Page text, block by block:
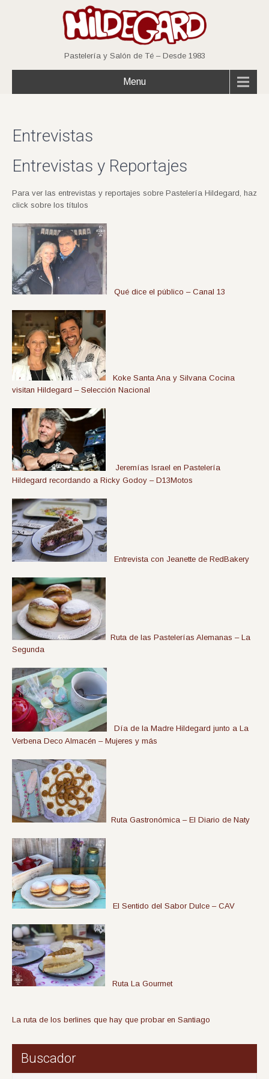
Pastelería y Salón de Té – Desde 1983
Menu
Entrevistas
Entrevistas y Reportajes
Para ver las entrevistas y reportajes sobre Pastelería Hildegard, haz
click sobre los títulos
Qué dice el público – Canal 13
Koke Santa Ana y Silvana Cocina
visitan Hildegard – Selección Nacional
Jeremías Israel en Pastelería
Hildegard recordando a Ricky Godoy – D13Motos
Entrevista con Jeanette de RedBakery
Ruta de las Pastelerías Alemanas – La
Segunda
Día de la Madre Hildegard junto a La
Verbena Deco Almacén – Mujeres y más
Ruta Gastronómica – El Diario de Naty
El Sentido del Sabor Dulce – CAV
Ruta La Gourmet
La ruta de los berlines que hay que probar en Santiago
Buscador